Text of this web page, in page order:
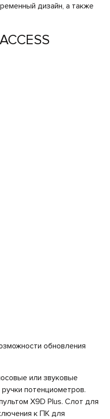
дизайн, а также
обновления
или звуковые
потенциометров.
X9D Plus. Слот для
к ПК для